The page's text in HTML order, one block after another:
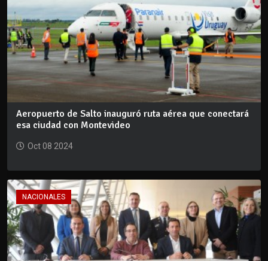
Aeropuerto de Salto inauguró ruta aérea que conectará
esa ciudad con Montevideo
Oct 08 2024
NACIONALES